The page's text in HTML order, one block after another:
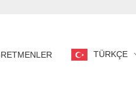
TÜRKÇE